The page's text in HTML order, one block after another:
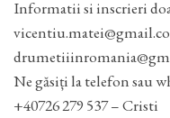
Informatii si inscrieri
Ne găsiți la telefon sau
+40726 279 537 – Cristi